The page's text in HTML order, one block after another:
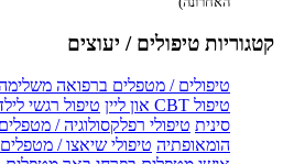
קטגוריות טיפולים / יעוצים
טיפולים / מטפלים ברפואה
טיפול CBT און ליין
טיפול רגשי
סינית טיפולי רפלקסולוגיה /
הומאופתיה טיפולי שיאצו /